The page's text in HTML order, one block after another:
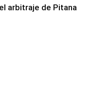
arbitraje de Pitana